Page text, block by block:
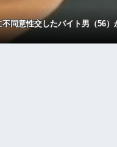
不同意性交したバイト男（